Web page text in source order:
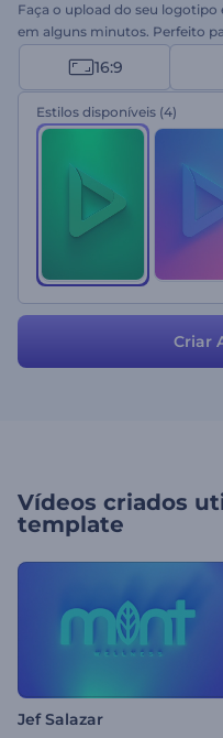
Faça o upload do seu
em alguns minutos. Perfeito
canais do YouTube, vídeos
mais. Experimente e
encantador agora!
16:9
Estilos disponíveis (4)
Criar
Vídeos criados
template
Jef Salazar